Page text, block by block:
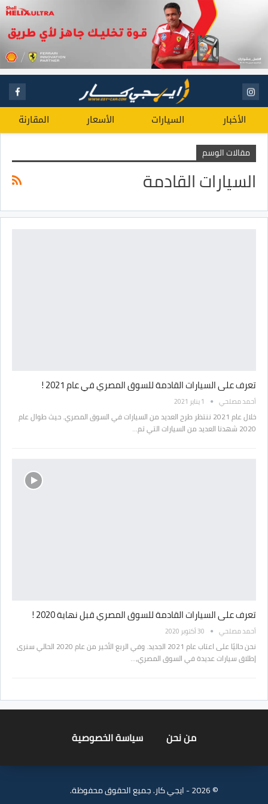
الأخبار السيارات الأسعار المقارنة
مقالات الوسم
السيارات القادمة
تعرف على السيارات القادمة للسوق المصري في عام 2021 !
أحمد مصلحي 1 يناير 2021
خلال عام 2021 ننتظر طرح العديد من السيارات في السوق المصري. حيث طوال عام
2020 شهدنا العديد من السيارات التي تم…
تعرف على السيارات القادمة للسوق المصري قبل نهاية 2020 !
أحمد مصلحي 30 أكتوبر 2020
نحن حاليًا على اعتاب عام 2021 الجديد. وفي الربع الأخير من عام 2020 الحالي سنرى
إطلاق سيارات عديدة في السوق المصري،…
من نحن سياسة الخصوصية
© 2026 - ايجي كار. جميع الحقوق محفوظة.